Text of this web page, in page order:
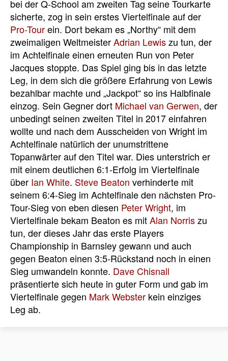
bei der Q-School am zweiten Tag seine Tourkarte
sicherte, zog in sein erstes Viertelfinale auf der
Pro-Tourein. Dort bekam es „Northy“ mit dem
zweimaligen WeltmeisterAdrian Lewiszu tun, der
im Achtelfinale einen erneuten Run von Peter
Jacques stoppte. Das Spiel ging bis in das letzte
Leg, in dem sich die größere Erfahrung von Lewis
bezahlbar machte und „Jackpot“ so ins Halbfinale
einzog. Sein Gegner dort Michael van Gerwen, der
unbedingt seinen zweiten Titel in 2017 einfahren
wollte und nach dem Ausscheiden von Wright im
Achtelfinale natürlich der unumstrittene
Topanwärter auf den Titel war. Dies unterstrich er
mit einem deutlichen 6:1-Erfolg im Viertelfinale
über Ian White. Steve Beaton verhinderte mit
seinem 6:4-Sieg im Achtelfinale den nächsten Pro-
Tour-Sieg von eben diesen Peter Wright, im
Viertelfinale bekam Beaton es mitAlan Norriszu
tun, der dieses Jahr das erste Players
Championship in Barnsley gewann und auch
gegen Beaton einen 3:5-Rückstand noch in einen
Sieg umwandeln konnte. Dave Chisnall
präsentierte sich heute in guter Form und gab im
Viertelfinale gegen Mark Webster kein einziges
Leg ab.